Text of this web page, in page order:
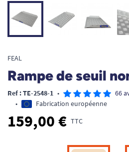
FEAL
Rampe de seuil
Ref : TE-2548-1 •
66
•
Fabrication européenne
159,00 € TTC